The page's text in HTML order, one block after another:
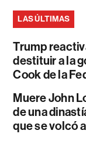
LAS ÚLTIMAS
Trump
destituir a la
Cook de la
Muere John
de una
que se volcó